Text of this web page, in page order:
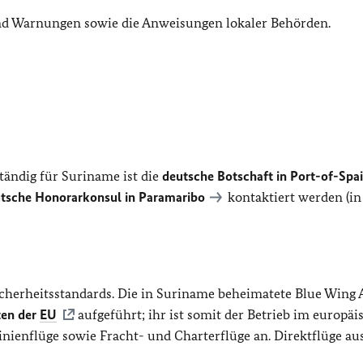
Warnungen sowie die Anweisungen lokaler Behörden.
für Suriname ist die deutsche Botschaft in Port-of-
Honorarkonsul in Paramaribo
kontaktiert werden (in
Die in Suriname beheimatete Blue Wing
der EU
aufgeführt; ihr ist somit der Betrieb im
sowie Fracht- und Charterflüge an. Direktflüge